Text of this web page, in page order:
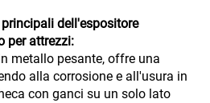
dell'espositore
per attrezzi:
metallo pesante, offre una
alla corrosione e all'usura in
con ganci su un solo lato